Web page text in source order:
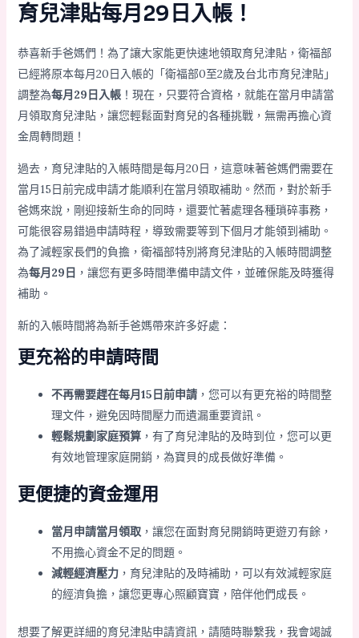
育兒津貼每月29日入帳！
恭喜新手爸媽們！為了讓大家能更快速地領取育兒津貼，衛福部
已經將原本每月20日入帳的「衛福部0至2歲及台北市育兒津貼」
調整為每月29日入帳！現在，只要符合資格，就能在當月申請當
月領取育兒津貼，讓您輕鬆面對育兒的各種挑戰，無需再擔心資
金周轉問題！
過去，育兒津貼的入帳時間是每月20日，這意味著爸媽們需要在
當月15日前完成申請才能順利在當月領取補助。然而，對於新手
爸媽來說，剛迎接新生命的同時，還要忙著處理各種瑣碎事務，
可能很容易錯過申請時程，導致需要等到下個月才能領到補助。
為了減輕家長們的負擔，衛福部特別將育兒津貼的入帳時間調整
為每月29日 ，讓您有更多時間準備申請文件，並確保能及時獲得
補助。
新的入帳時間將為新手爸媽帶來許多好處：
更充裕的申請時間
不再需要趕在每月15日前申請，您可以有更充裕的時間整
理文件，避免因時間壓力而遺漏重要資訊。
輕鬆規劃家庭預算，有了育兒津貼的及時到位，您可以更
有效地管理家庭開銷，為寶貝的成長做好準備。
更便捷的資金運用
當月申請當月領取，讓您在面對育兒開銷時更遊刃有餘，
不用擔心資金不足的問題。
減輕經濟壓力，育兒津貼的及時補助，可以有效減輕家庭
的經濟負擔，讓您更專心照顧寶寶，陪伴他們成長。
想要了解更詳細的育兒津貼申請資訊，請隨時聯繫我，我會竭誠